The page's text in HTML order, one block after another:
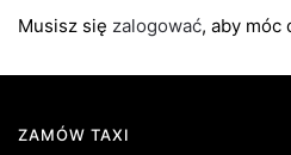
Musisz się zalogować, aby móc
ZAMÓW TAXI